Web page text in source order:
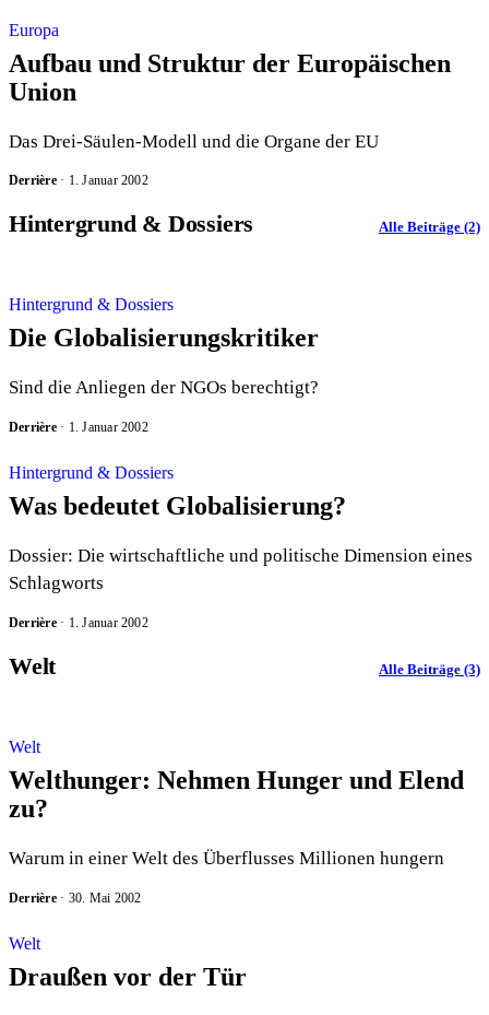
Europa
Aufbau und Struktur der Europäischen
Union
Das Drei-Säulen-Modell und die Organe der EU
Derrière · 1. Januar 2002
Hintergrund & Dossiers Alle Beiträge (2)
Hintergrund & Dossiers
Die Globalisierungskritiker
Sind die Anliegen der NGOs berechtigt?
Derrière · 1. Januar 2002
Hintergrund & Dossiers
Was bedeutet Globalisierung?
Dossier: Die wirtschaftliche und politische Dimension eines
Schlagworts
Derrière · 1. Januar 2002
Welt Alle Beiträge (3)
Welt
Welthunger: Nehmen Hunger und Elend
zu?
Warum in einer Welt des Überflusses Millionen hungern
Derrière · 30. Mai 2002
Welt
Draußen vor der Tür